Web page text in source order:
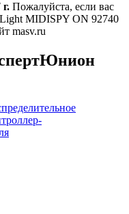
Пожалуйста, если вас
MIDISPY ON 92740
masv.ru